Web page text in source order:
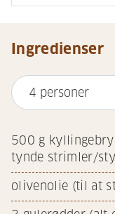
Ingredienser
500 g
tynde strimler/
olivenolie (til at